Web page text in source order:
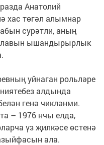
Анатолий
хас төгәл алымнар
сурәтли, аның
ышандырырлык
уйнаган рольләре
алдында
генә чикләнми.
– 1976 нчы елда,
үз җилкәсе өстенә
ала.